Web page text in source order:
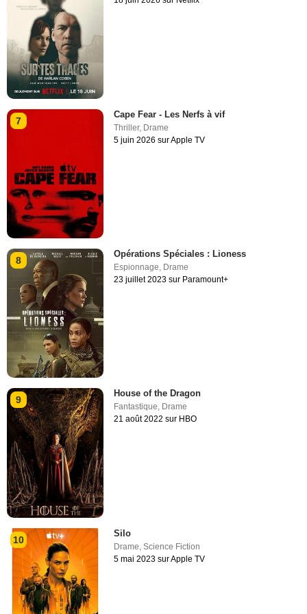
7
Cape Fear - Les Nerfs à vif
Thriller, Drame
5 juin 2026 sur Apple TV
8
Opérations Spéciales : Lioness
Espionnage, Drame
23 juillet 2023 sur Paramount+
9
House of the Dragon
Fantastique, Drame
21 août 2022 sur HBO
10
Silo
Drame ,Science Fiction
5 mai 2023 sur Apple TV